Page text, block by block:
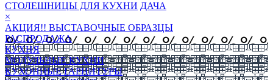
СТОЛЕШНИЦЫ ДЛЯ КУХНИ ДАЧА
×
АКЦИЯ!! ВЫСТАВОЧНЫЕ ОБРАЗЦЫ
РАСПРОДАЖА
КУХНЯ
МОДУЛЬНЫЕ КУХНИ
КУХОННЫЕ ГАРНИТУРЫ